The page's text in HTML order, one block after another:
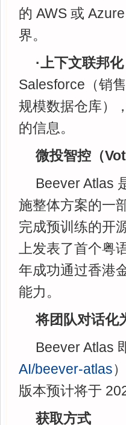
的 AWS 或
界。
·上下文联邦化
Salesforce（销
规模数据仓库）
的信息。
微投智控（
Beever Atlas
施整体方案的一
完成预训练的开
上发表了首个
年成功通过香港
能力。
将团队对话化
Beever Atlas
AI/beever-atlas
版本预计将于
获取方式